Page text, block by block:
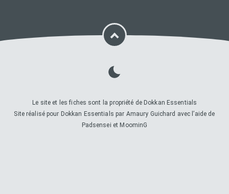
Le site et les fiches sont la propriété de Dokkan Essentials
Site réalisé pour Dokkan Essentials par Amaury Guichard avec l’aide de
Padsensei et MoominG